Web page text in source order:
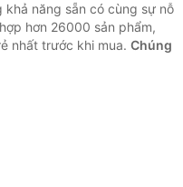
khả năng sẵn có cùng sự nỗ
hơn 26000 sản phẩm,
nhất trước khi mua. Chúng